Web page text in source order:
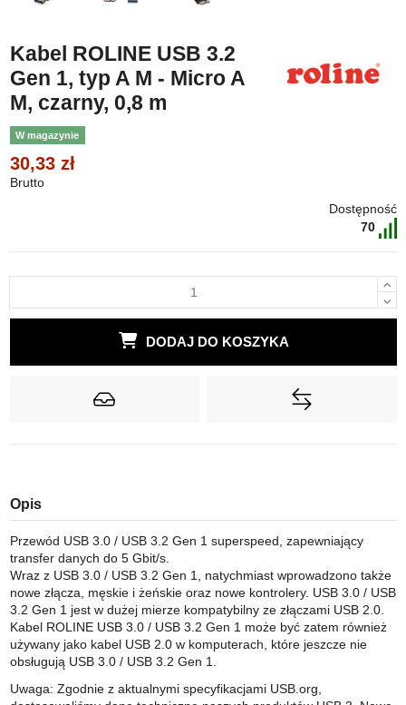
Kabel ROLINE USB 3.2
Gen 1, typ A M - Micro A
M, czarny, 0,8 m
W magazynie
30,33 zł
Brutto
Dostępność
70
DODAJ DO KOSZYKA
Opis
Przewód USB 3.0 / USB 3.2 Gen 1 superspeed, zapewniający
transfer danych do 5 Gbit/s.
Wraz z USB 3.0 / USB 3.2 Gen 1, natychmiast wprowadzono także
nowe złącza, męskie i żeńskie oraz nowe kontrolery. USB 3.0 / USB
3.2 Gen 1 jest w dużej mierze kompatybilny ze złączami USB 2.0.
Kabel ROLINE USB 3.0 / USB 3.2 Gen 1 może być zatem również
używany jako kabel USB 2.0 w komputerach, które jeszcze nie
obsługują USB 3.0 / USB 3.2 Gen 1.
Uwaga: Zgodnie z aktualnymi specyfikacjami USB.org,